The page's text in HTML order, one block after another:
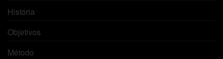
História
Objetivos
Método